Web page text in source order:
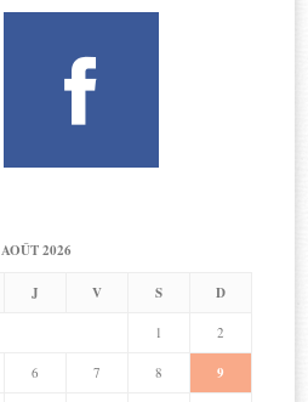
AOÛT 2026
J V S D
1 2
6 7 8 9